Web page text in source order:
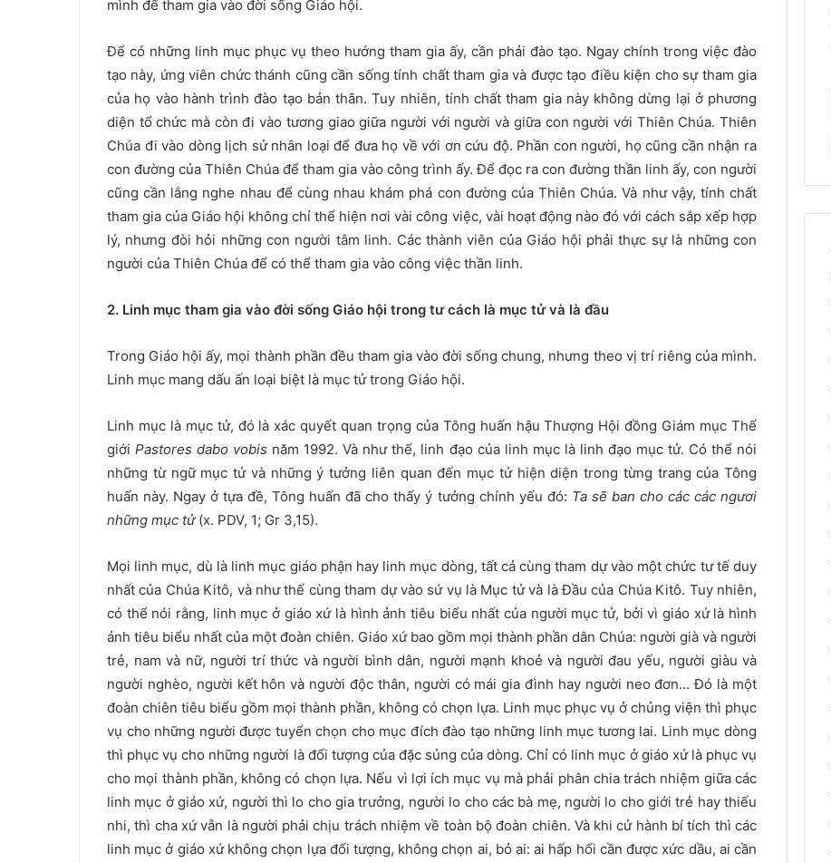
mình để tham gia vào đời sống Giáo hội.
Để có những linh mục phục vụ theo hướng tham gia ấy, cần phải đào tạo. Ngay chính trong việc đào
tạo này, ứng viên chức thánh cũng cần sống tính chất tham gia và được tạo điều kiện cho sự tham gia
của họ vào hành trình đào tạo bản thân. Tuy nhiên, tính chất tham gia này không dừng lại ở phương
diện tổ chức mà còn đi vào tương giao giữa người với người và giữa con người với Thiên Chúa. Thiên
Chúa đi vào dòng lịch sử nhân loại để đưa họ về với ơn cứu độ. Phần con người, họ cũng cần nhận ra
con đường của Thiên Chúa để tham gia vào công trình ấy. Để đọc ra con đường thần linh ấy, con người
cũng cần lắng nghe nhau để cùng nhau khám phá con đường của Thiên Chúa. Và như vậy, tính chất
tham gia của Giáo hội không chỉ thể hiện nơi vài công việc, vài hoạt động nào đó với cách sắp xếp hợp
lý, nhưng đòi hỏi những con người tâm linh. Các thành viên của Giáo hội phải thực sự là những con
người của Thiên Chúa để có thể tham gia vào công việc thần linh.
2. Linh mục tham gia vào đời sống Giáo hội trong tư cách là mục tử và là đầu
Trong Giáo hội ấy, mọi thành phần đều tham gia vào đời sống chung, nhưng theo vị trí riêng của mình.
Linh mục mang dấu ấn loại biệt là mục tử trong Giáo hội.
Linh mục là mục tử, đó là xác quyết quan trọng của Tông huấn hậu Thượng Hội đồng Giám mục Thế
giớiPastores dabo vobis năm 1992. Và như thế, linh đạo của linh mục là linh đạo mục tử. Có thể nói
những từ ngữ mục tử và những ý tưởng liên quan đến mục tử hiện diện trong từng trang của Tông
huấn này. Ngay ở tựa đề, Tông huấn đã cho thấy ý tưởng chính yếu đó: Ta sẽ ban cho các các ngươi
những mục tử(x. PDV, 1; Gr 3,15).
Mọi linh mục, dù là linh mục giáo phận hay linh mục dòng, tất cả cùng tham dự vào một chức tư tế duy
nhất của Chúa Kitô, và như thế cùng tham dự vào sứ vụ là Mục tử và là Đầu của Chúa Kitô. Tuy nhiên,
có thể nói rằng, linh mục ở giáo xứ là hình ảnh tiêu biểu nhất của người mục tử, bởi vì giáo xứ là hình
ảnh tiêu biểu nhất của một đoàn chiên. Giáo xứ bao gồm mọi thành phần dân Chúa: người già và người
trẻ, nam và nữ, người trí thức và người bình dân, người mạnh khoẻ và người đau yếu, người giàu và
người nghèo, người kết hôn và người độc thân, người có mái gia đình hay người neo đơn… Đó là một
đoàn chiên tiêu biểu gồm mọi thành phần, không có chọn lựa. Linh mục phục vụ ở chủng viện thì phục
vụ cho những người được tuyển chọn cho mục đích đào tạo những linh mục tương lai. Linh mục dòng
thì phục vụ cho những người là đối tượng của đặc sủng của dòng. Chỉ có linh mục ở giáo xứ là phục vụ
cho mọi thành phần, không có chọn lựa. Nếu vì lợi ích mục vụ mà phải phân chia trách nhiệm giữa các
linh mục ở giáo xứ, người thì lo cho gia trưởng, người lo cho các bà mẹ, người lo cho giới trẻ hay thiếu
nhi, thì cha xứ vẫn là người phải chịu trách nhiệm về toàn bộ đoàn chiên. Và khi cử hành bí tích thì các
linh mục ở giáo xứ không chọn lựa đối tượng, không chọn ai, bỏ ai: ai hấp hối cần được xức dầu, ai cần